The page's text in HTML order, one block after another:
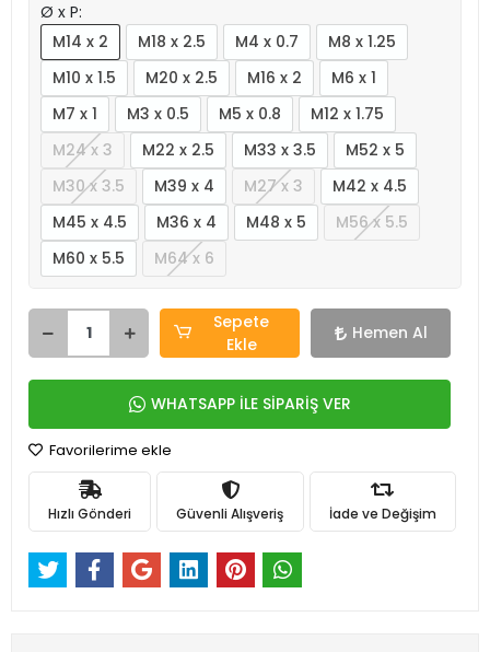
Ø x P:
M14 x 2
M18 x 2.5 M4 x 0.7
M8 x 1.25
M10 x 1.5
M20 x 2.5 M16 x 2
M6 x 1
M7 x 1
M3 x 0.5 M5 x 0.8
M12 x 1.75
M24 x 3
M22 x 2.5 M33 x 3.5
M52 x 5
M30 x 3.5
M39 x 4 M27 x 3
M42 x 4.5
M45 x 4.5
M36 x 4 M48 x 5
M56 x 5.5
M60 x 5.5
M64 x 6
Sepete
Ekle
Hemen Al
WHATSAPP İLE SİPARİŞ VER
Favorilerime ekle
Hızlı Gönderi Güvenli Alışveriş İade ve Değişim